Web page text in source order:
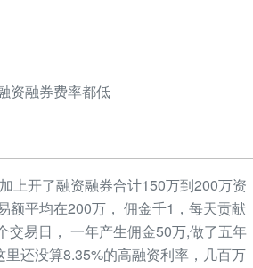
资融券费率都低
上开了融资融券合计150万到200万资
额平均在200万， 佣金千1，每天贡献
交易日， 一年产生佣金50万,做了五年
还没算8.35%的高融资利率，几百万